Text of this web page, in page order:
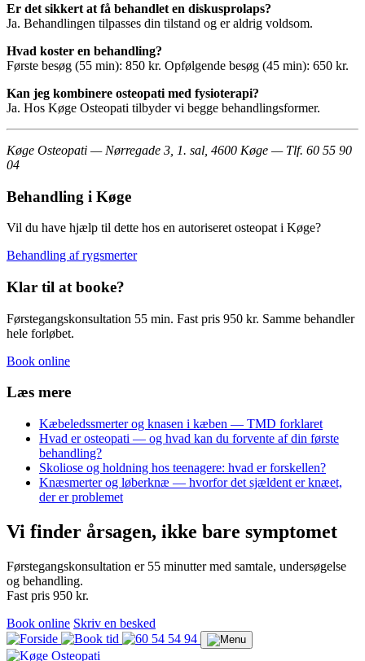
Er det sikkert at få behandlet en diskusprolaps?
Ja. Behandlingen tilpasses din tilstand og er aldrig voldsom.
Hvad koster en behandling?
Første besøg (55 min): 850 kr. Opfølgende besøg (45 min): 650 kr.
Kan jeg kombinere osteopati med fysioterapi?
Ja. Hos Køge Osteopati tilbyder vi begge behandlingsformer.
Køge Osteopati — Nørregade 3, 1. sal, 4600 Køge — Tlf. 60 55 90
04
Behandling i Køge
Vil du have hjælp til dette hos en autoriseret osteopat i Køge?
Behandling af rygsmerter
Klar til at booke?
Førstegangskonsultation 55 min. Fast pris 950 kr. Samme behandler
hele forløbet.
Book online
Læs mere
Kæbeledssmerter og knasen i kæben — TMD forklaret
Hvad er osteopati — og hvad kan du forvente af din første
behandling?
Skoliose og holdning hos teenagere: hvad er forskellen?
Knæsmerter og løberknæ — hvorfor det sjældent er knæet,
der er problemet
Vi finder årsagen, ikke bare symptomet
Førstegangskonsultation er 55 minutter med samtale, undersøgelse
og behandling.
Fast pris 950 kr.
Book online Skriv en besked